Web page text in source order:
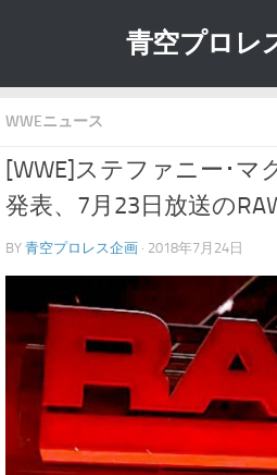
青空プロレ
WWEニュース
[WWE]ステファニー･マ
発表、7月23日放送の
BY 青空プロレス企画 · 2018年7月24日